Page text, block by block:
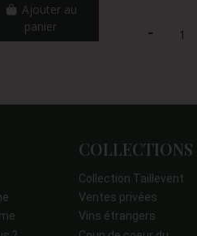
Ajouter au
panier
COLLECTIONS
Collection Taillevent
Ventes privées
Vins étrangers